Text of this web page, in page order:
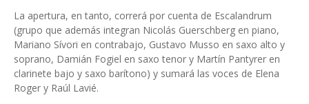
La apertura, en tanto, correrá por cuenta de Escalandrum
(grupo que además integran Nicolás Guerschberg en piano,
Mariano Sívori en contrabajo, Gustavo Musso en saxo alto y
soprano, Damián Fogiel en saxo tenor y Martín Pantyrer en
clarinete bajo y saxo barítono) y sumará las voces de Elena
Roger y Raúl Lavié.